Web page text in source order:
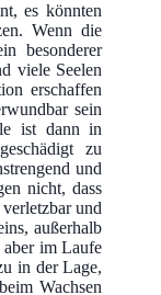
es könnten
Wenn die
besonderer
viele Seelen
erschaffen
sein
ist dann in
zu
und
nicht, dass
und
außerhalb
aber im Laufe
in der Lage,
Wachsen